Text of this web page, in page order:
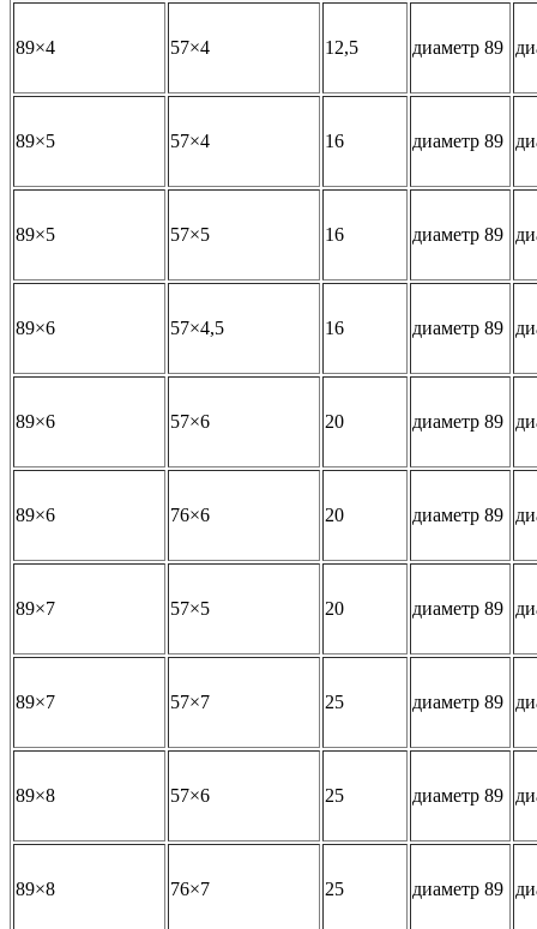
89×4 57×4 12,5 диаметр 89
89×5 57×4 16 диаметр 89
89×5 57×5 16 диаметр 89
89×6 57×4,5 16 диаметр 89
89×6 57×6 20 диаметр 89
89×6 76×6 20 диаметр 89
89×7 57×5 20 диаметр 89
89×7 57×7 25 диаметр 89
89×8 57×6 25 диаметр 89
89×8 76×7 25 диаметр 89